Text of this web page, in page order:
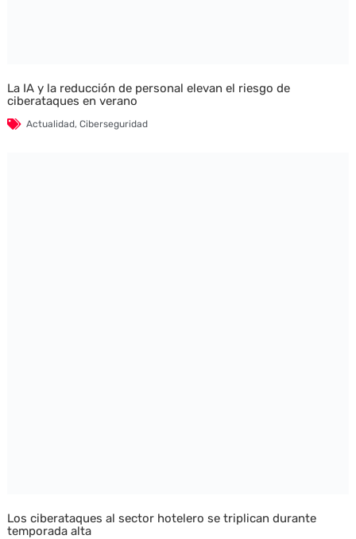
La IA y la reducción de personal elevan el riesgo de
ciberataques en verano
Actualidad, Ciberseguridad
Los ciberataques al sector hotelero se triplican durante
temporada alta